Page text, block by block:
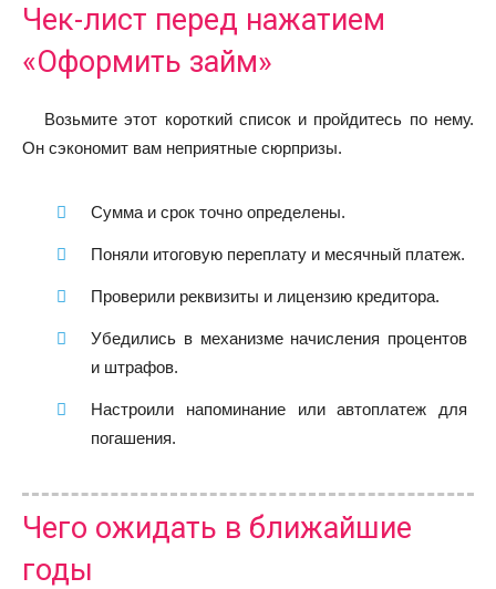
Чек-лист перед нажатием
«Оформить займ»
Возьмите этот короткий список и пройдитесь по нему.
Он сэкономит вам неприятные сюрпризы.
Сумма и срок точно определены.
Поняли итоговую переплату и месячный платеж.
Проверили реквизиты и лицензию кредитора.
Убедились в механизме начисления процентов
и штрафов.
Настроили напоминание или автоплатеж для
погашения.
Чего ожидать в ближайшие
годы